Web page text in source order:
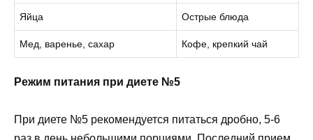
Яйца Острые блюда
Мед, варенье, сахар Кофе, крепкий чай
Режим питания при диете №5
При диете №5 рекомендуется питаться дробно, 5-6